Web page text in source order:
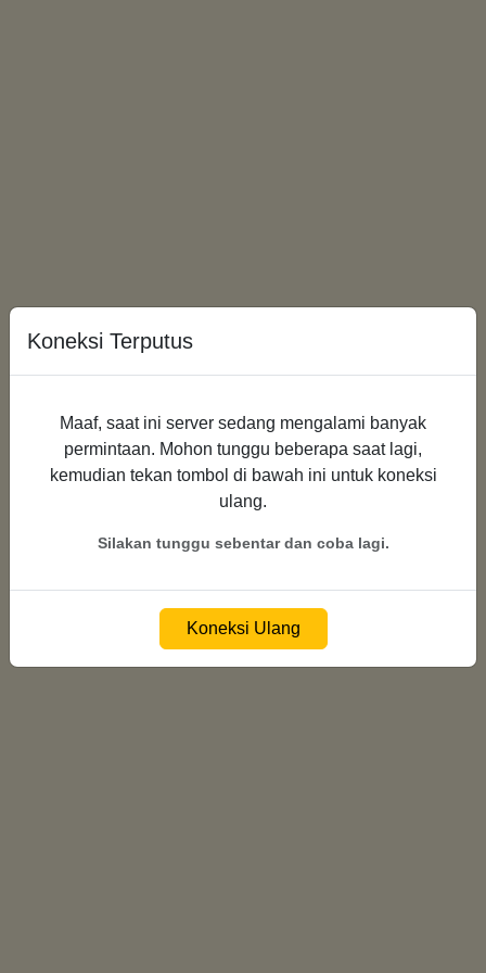
Loading...
Koneksi Terputus
Maaf, saat ini server sedang mengalami banyak
permintaan. Mohon tunggu beberapa saat lagi,
kemudian tekan tombol di bawah ini untuk koneksi
ulang.
Silakan tunggu sebentar dan coba lagi.
Koneksi Ulang